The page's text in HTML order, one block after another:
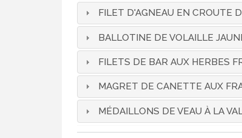
FILET D'AGNEAU EN CROUTE
BALLOTINE DE VOLAILLE
FILETS DE BAR AUX HERBES
MAGRET DE CANETTE AUX
MÉDAILLONS DE VEAU À LA